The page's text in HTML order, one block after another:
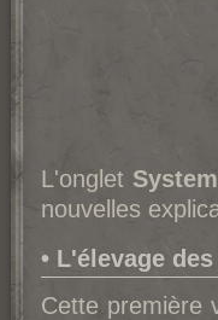
L'onglet System
nouvelles
• L'élevage
Cette première